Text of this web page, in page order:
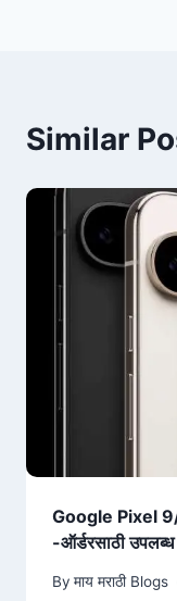
Similar
Google Pixel
-ऑर्डरसाठी उपलब्ध
By माय मराठी Blogs